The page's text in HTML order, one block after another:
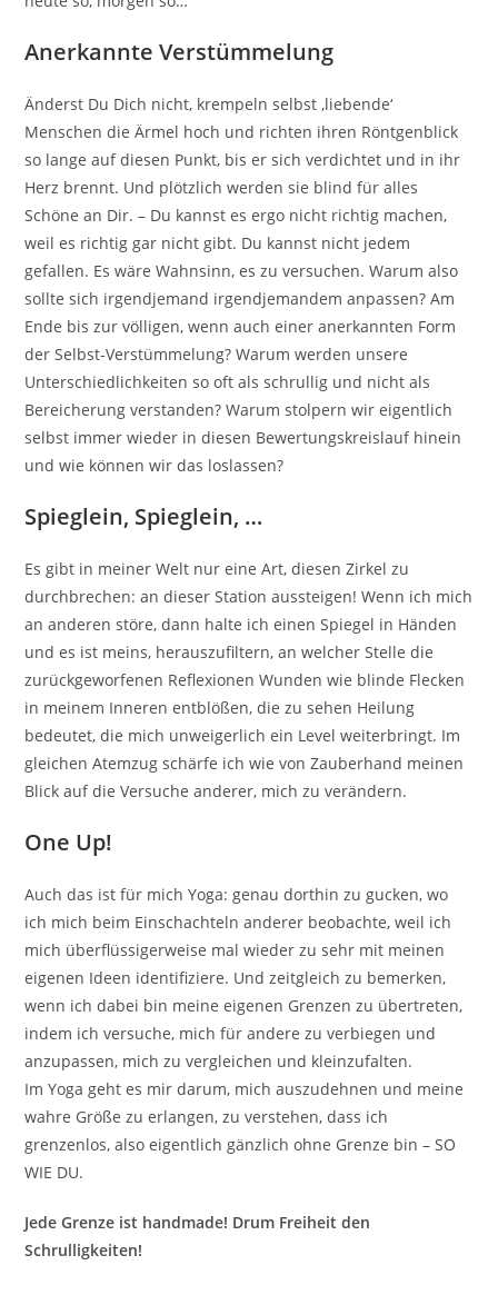
Anerkannte Verstümmelung
Änderst Du Dich nicht, krempeln selbst ‚liebende‘
Menschen die Ärmel hoch und richten ihren Röntgenblick
so lange auf diesen Punkt, bis er sich verdichtet und in ihr
Herz brennt. Und plötzlich werden sie blind für alles
Schöne an Dir. – Du kannst es ergo nicht richtig machen,
weil es richtig gar nicht gibt. Du kannst nicht jedem
gefallen. Es wäre Wahnsinn, es zu versuchen. Warum also
sollte sich irgendjemand irgendjemandem anpassen? Am
Ende bis zur völligen, wenn auch einer anerkannten Form
der Selbst-Verstümmelung? Warum werden unsere
Unterschiedlichkeiten so oft als schrullig und nicht als
Bereicherung verstanden? Warum stolpern wir eigentlich
selbst immer wieder in diesen Bewertungskreislauf hinein
und wie können wir das loslassen?
Spieglein, Spieglein, …
Es gibt in meiner Welt nur eine Art, diesen Zirkel zu
durchbrechen: an dieser Station aussteigen! Wenn ich mich
an anderen störe, dann halte ich einen Spiegel in Händen
und es ist meins, herauszufiltern, an welcher Stelle die
zurückgeworfenen Reflexionen Wunden wie blinde Flecken
in meinem Inneren entblößen, die zu sehen Heilung
bedeutet, die mich unweigerlich ein Level weiterbringt. Im
gleichen Atemzug schärfe ich wie von Zauberhand meinen
Blick auf die Versuche anderer, mich zu verändern.
One Up!
Auch das ist für mich Yoga: genau dorthin zu gucken, wo
ich mich beim Einschachteln anderer beobachte, weil ich
mich überflüssigerweise mal wieder zu sehr mit meinen
eigenen Ideen identifiziere. Und zeitgleich zu bemerken,
wenn ich dabei bin meine eigenen Grenzen zu übertreten,
indem ich versuche, mich für andere zu verbiegen und
anzupassen, mich zu vergleichen und kleinzufalten.
Im Yoga geht es mir darum, mich auszudehnen und meine
wahre Größe zu erlangen, zu verstehen, dass ich
grenzenlos, also eigentlich gänzlich ohne Grenze bin – SO
WIE DU.
Jede Grenze ist handmade! Drum Freiheit den
Schrulligkeiten!